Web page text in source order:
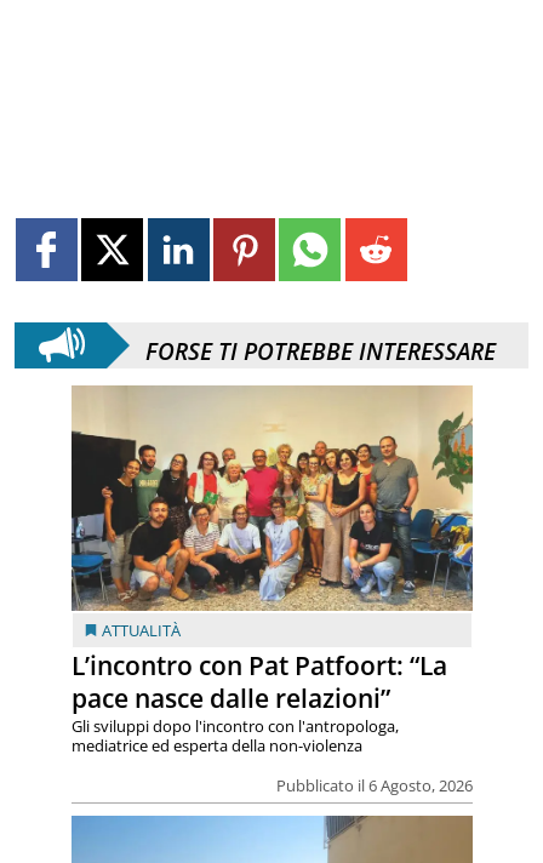
FORSE TI POTREBBE INTERESSARE
ATTUALITÀ
L’incontro con Pat Patfoort: “La
pace nasce dalle relazioni”
Pubblicato il 6 Agosto, 2026
Gli sviluppi dopo l'incontro con l'antropologa,
mediatrice ed esperta della non-violenza